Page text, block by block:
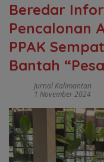
Beredar
Pencalonan
PPAK
Bantah
Jurnal Kalimantan
1 November 2024